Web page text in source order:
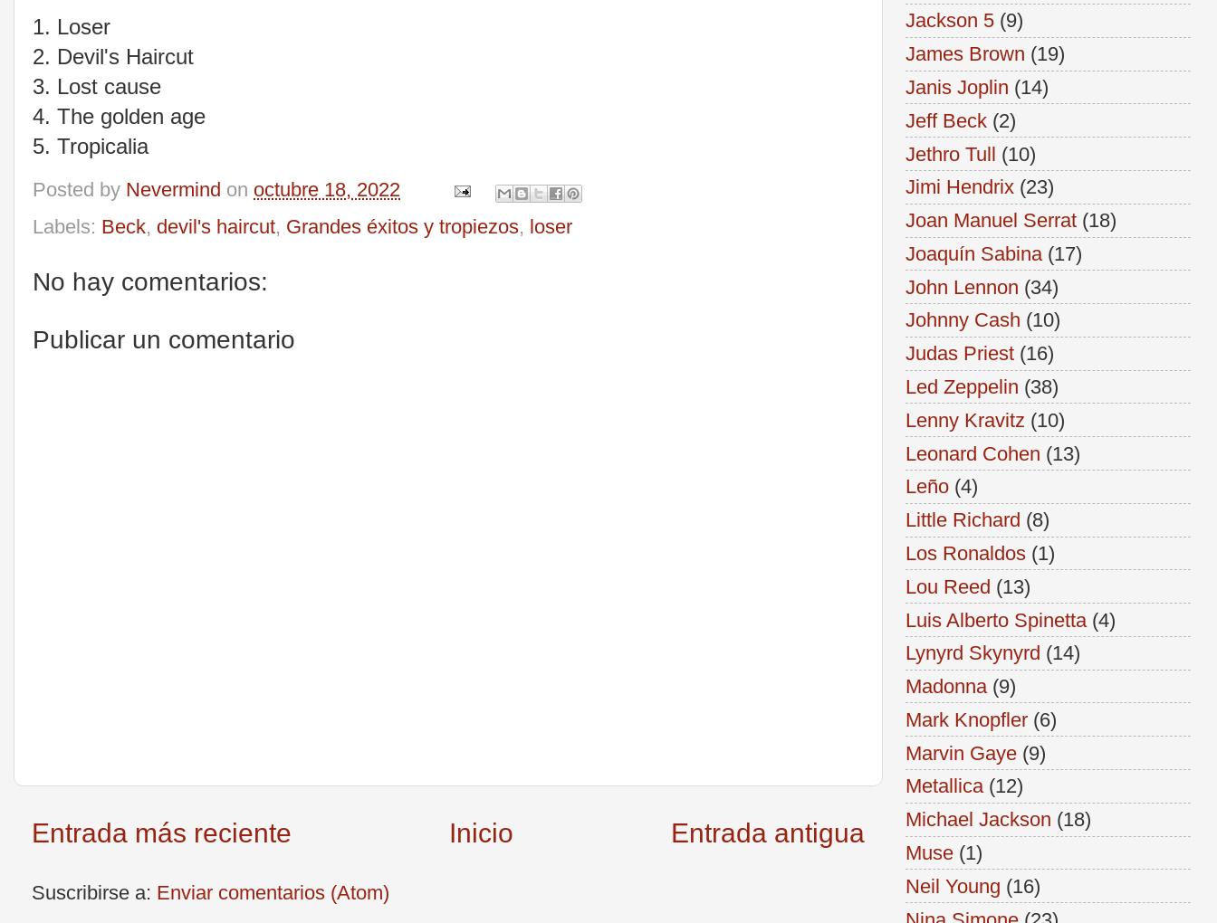
1. Loser
2. Devil's Haircut
3. Lost cause
4. The golden age
5. Tropicalia
Posted by Nevermind on octubre 18, 2022
Labels: Beck, devil's haircut, Grandes éxitos y tropiezos, loser
No hay comentarios:
Publicar un comentario
Entrada más reciente Entrada antigua
Inicio
Suscribirse a: Enviar comentarios (Atom)
Jackson 5 (9)
James Brown (19)
Janis Joplin (14)
Jeff Beck (2)
Jethro Tull (10)
Jimi Hendrix (23)
Joan Manuel Serrat (18)
Joaquín Sabina (17)
John Lennon (34)
Johnny Cash (10)
Judas Priest (16)
Led Zeppelin (38)
Lenny Kravitz (10)
Leonard Cohen (13)
Leño (4)
Little Richard (8)
Los Ronaldos (1)
Lou Reed (13)
Luis Alberto Spinetta (4)
Lynyrd Skynyrd (14)
Madonna (9)
Mark Knopfler (6)
Marvin Gaye (9)
Metallica (12)
Michael Jackson (18)
Muse (1)
Neil Young (16)